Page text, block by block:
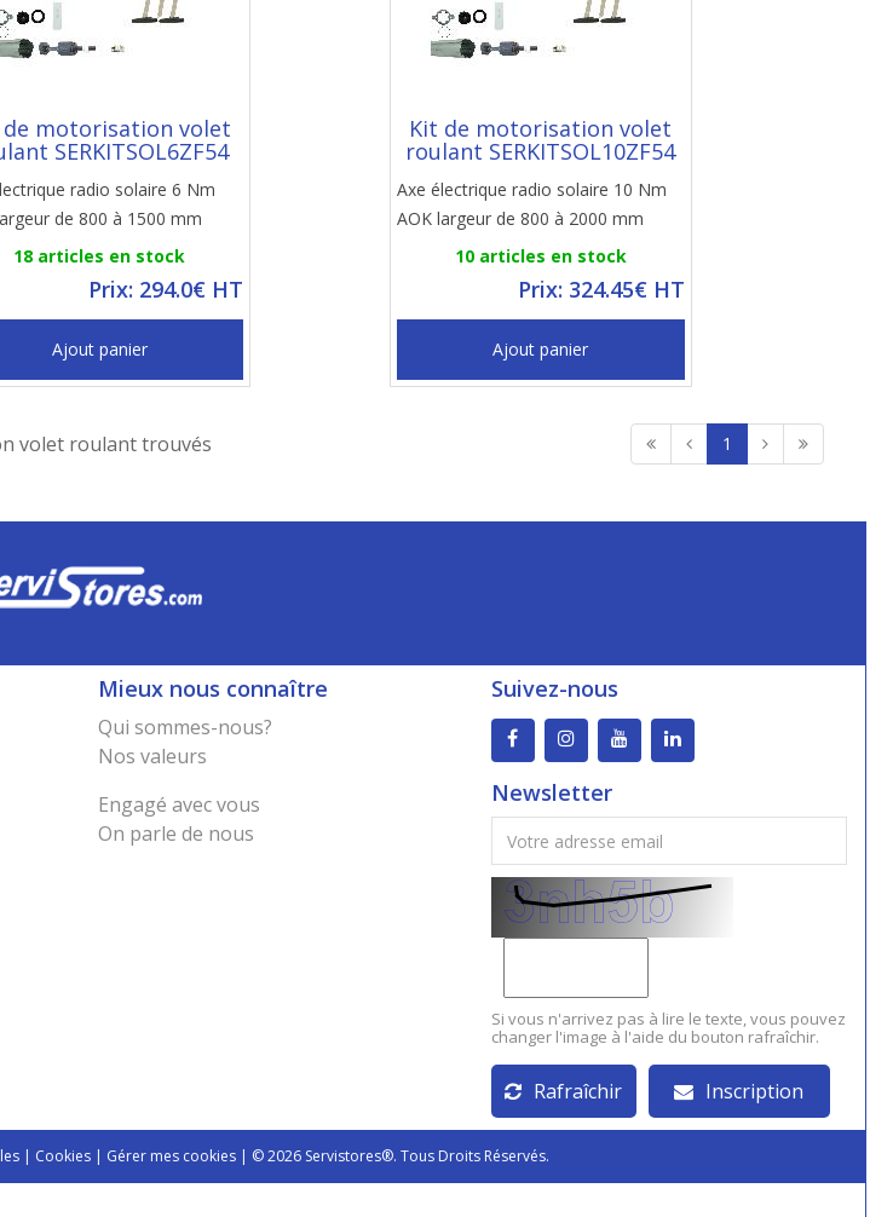
de motorisation volet
SERKITSOL6ZF54
radio solaire 6 Nm
de 800 à 1500 mm
18 articles en stock
Prix: 294.0€ HT
Ajout panier
Kit de motorisation volet
roulant SERKITSOL10ZF54
Axe électrique radio solaire 10 Nm
AOK largeur de 800 à 2000 mm
10 articles en stock
Prix: 324.45€ HT
Ajout panier
volet roulant trouvés 1
Mieux nous connaître
Qui sommes-nous?
Nos valeurs
Engagé avec vous
On parle de nous
Suivez-nous
Newsletter
Si vous n'arrivez pas à lire le texte, vous pouvez
changer l'image à l'aide du bouton rafraîchir.
Rafraîchir Inscription
| Cookies | Gérer mes cookies | © 2026 Servistores®. Tous Droits Réservés.